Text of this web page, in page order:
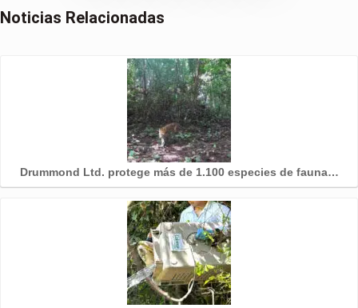
Noticias Relacionadas
Drummond Ltd. protege más de 1.100 especies de fauna…